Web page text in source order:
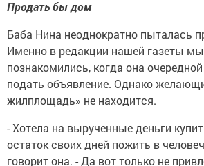
Продать бы дом
Баба Нина неоднократно пыталась
Именно в редакции нашей газеты
познакомились, когда она
подать объявление. Однако
жилплощадь» не находится.
- Хотела на вырученные деньги
остаток своих дней пожить в
говорит она. - Да вот только не